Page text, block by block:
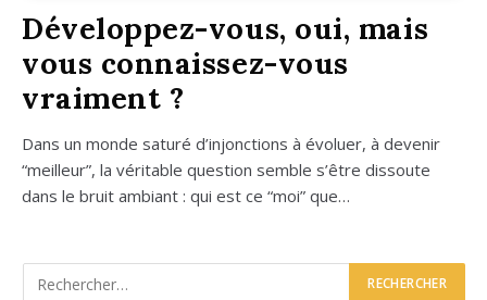
Développez-vous, oui, mais
vous connaissez-vous
vraiment ?
Dans un monde satu­ré d’in­jonc­tions à évo­luer, à deve­nir
“meilleur”, la véri­table ques­tion semble s’être dis­soute
dans le bruit ambiant : qui est ce “moi” que…